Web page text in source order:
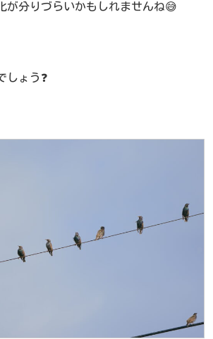
が分りづらいかもしれませんね😅
しょう❓